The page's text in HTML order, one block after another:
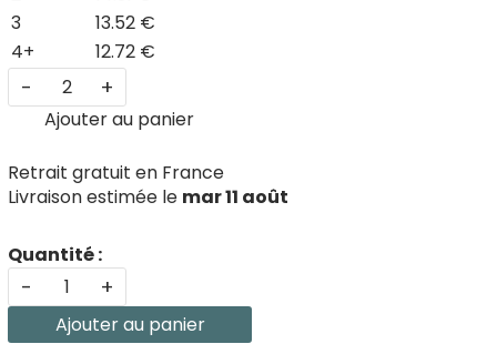
3
13.52 €
4+
12.72 €
- +
Ajouter au panier
Retrait gratuit en France
Livraison estimée le mar 11 août
Quantité :
- +
Ajouter au panier